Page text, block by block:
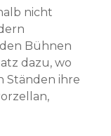
nicht
den Bühnen
dazu, wo
Ständen ihre